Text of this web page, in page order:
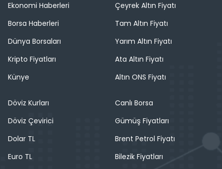
Ekonomi Haberleri
Borsa Haberleri
Dünya Borsaları
Kripto Fiyatları
Künye
Çeyrek Altın Fiyatı
Tam Altın Fiyatı
Yarım Altın Fiyatı
Ata Altın Fiyatı
Altın ONS Fiyatı
Döviz Kurları
Döviz Çevirici
Dolar TL
Euro TL
Canlı Borsa
Gümüş Fiyatları
Brent Petrol Fiyatı
Bilezik Fiyatları